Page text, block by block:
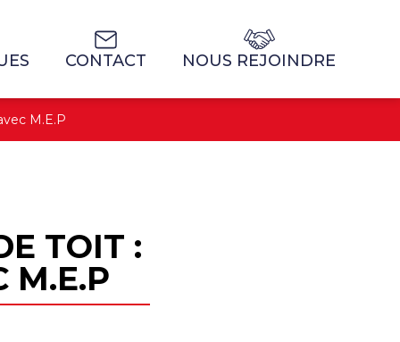
CONTACT NOUS REJOINDRE
M.E.P
TOIT :
M.E.P